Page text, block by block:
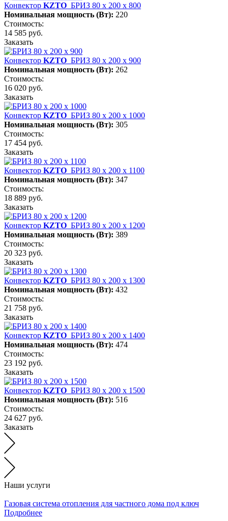
Конвектор KZTO БРИЗ 80 х 200 х 800
Номинальная мощность (Вт): 220
Стоимость:
14 585 руб.
Заказать
Конвектор KZTO БРИЗ 80 х 200 х 900
Номинальная мощность (Вт): 262
Стоимость:
16 020 руб.
Заказать
Конвектор KZTO БРИЗ 80 х 200 х 1000
Номинальная мощность (Вт): 305
Стоимость:
17 454 руб.
Заказать
Конвектор KZTO БРИЗ 80 х 200 х 1100
Номинальная мощность (Вт): 347
Стоимость:
18 889 руб.
Заказать
Конвектор KZTO БРИЗ 80 х 200 х 1200
Номинальная мощность (Вт): 389
Стоимость:
20 323 руб.
Заказать
Конвектор KZTO БРИЗ 80 х 200 х 1300
Номинальная мощность (Вт): 432
Стоимость:
21 758 руб.
Заказать
Конвектор KZTO БРИЗ 80 х 200 х 1400
Номинальная мощность (Вт): 474
Стоимость:
23 192 руб.
Заказать
Конвектор KZTO БРИЗ 80 х 200 х 1500
Номинальная мощность (Вт): 516
Стоимость:
24 627 руб.
Заказать
Наши услуги
Газовая система отопления для частного дома под ключ
Подробнее